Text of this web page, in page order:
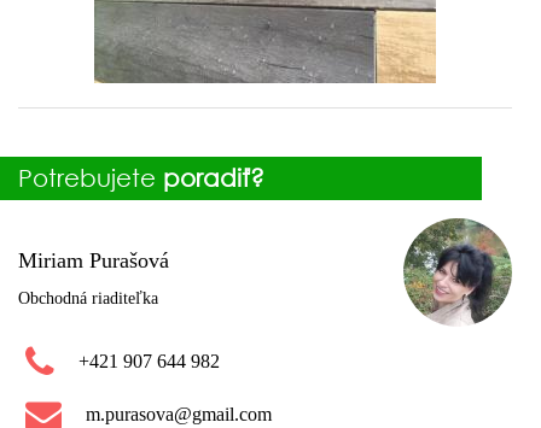
Potrebujete poradiť?
Miriam Purašová
Obchodná riaditeľka
+421 907 644 982
m.purasova@gmail.com